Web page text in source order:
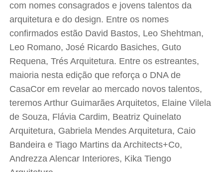
com nomes consagrados e jovens talentos da
arquitetura e do design. Entre os nomes
confirmados estão David Bastos, Leo Shehtman,
Leo Romano, José Ricardo Basiches, Guto
Requena, Trés Arquitetura. Entre os estreantes,
maioria nesta edição que reforça o DNA de
CasaCor em revelar ao mercado novos talentos,
teremos Arthur Guimarães Arquitetos, Elaine Vilela
de Souza, Flávia Cardim, Beatriz Quinelato
Arquitetura, Gabriela Mendes Arquitetura, Caio
Bandeira e Tiago Martins da Architects+Co,
Andrezza Alencar Interiores, Kika Tiengo